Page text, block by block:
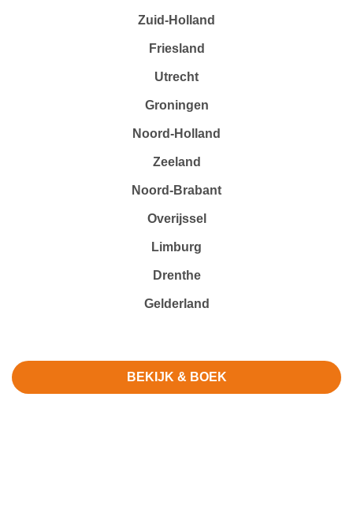
Zuid-Holland
Friesland
Utrecht
Groningen
Noord-Holland
Zeeland
Noord-Brabant
Overijssel
Limburg
Drenthe
Gelderland
BEKIJK & BOEK